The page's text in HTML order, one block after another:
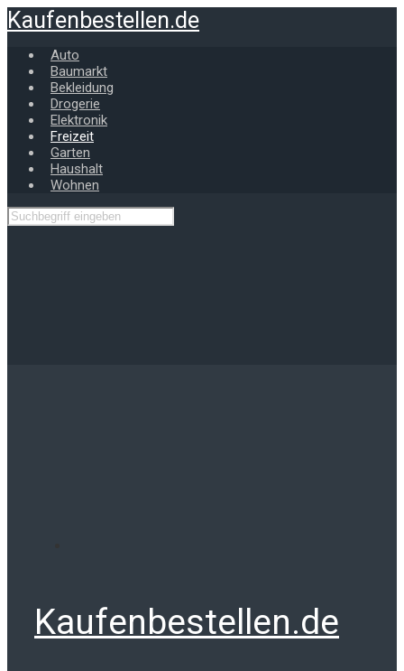
Zum
Hauptinhalt
springen
Kaufenbestellen.de
Auto
Baumarkt
Bekleidung
Drogerie
Elektronik
Freizeit
Garten
Haushalt
Wohnen
Kaufenbestellen.de